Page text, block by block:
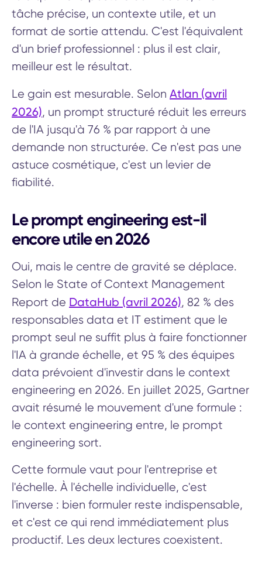
tâche précise, un contexte utile, et un
format de sortie attendu. C'est l'équivalent
d'un brief professionnel : plus il est clair,
meilleur est le résultat.
Le gain est mesurable. Selon Atlan (avril
2026), un prompt structuré réduit les erreurs
de l'IA jusqu'à 76 % par rapport à une
demande non structurée. Ce n'est pas une
astuce cosmétique, c'est un levier de
fiabilité.
Le prompt engineering est-il
encore utile en 2026
Oui, mais le centre de gravité se déplace.
Selon le State of Context Management
Report de DataHub (avril 2026), 82 % des
responsables data et IT estiment que le
prompt seul ne suffit plus à faire fonctionner
l'IA à grande échelle, et 95 % des équipes
data prévoient d'investir dans le context
engineering en 2026. En juillet 2025, Gartner
avait résumé le mouvement d'une formule :
le context engineering entre, le prompt
engineering sort.
Cette formule vaut pour l'entreprise et
l'échelle. À l'échelle individuelle, c'est
l'inverse : bien formuler reste indispensable,
et c'est ce qui rend immédiatement plus
productif. Les deux lectures coexistent.